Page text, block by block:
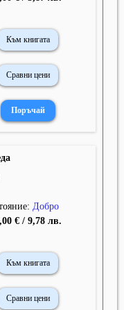
Към книгата
Сравни цени
Добро
€ / 9,78 лв.
Към книгата
Сравни цени